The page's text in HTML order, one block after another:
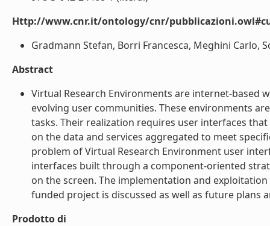
Http://www.cnr.it/ontology/cnr/
Gradmann Stefan, Borri Francesca, Meghini Carlo,
Abstract
Virtual Research Environments are internet-based
evolving user communities. These environments
tasks. Their realization requires user interfaces
on the data and services aggregated to meet
problem of Virtual Research Environment user
interfaces built through a component-oriented
on the screen. The implementation and
funded project is discussed as well as future plans
Prodotto di